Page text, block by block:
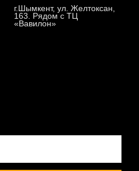
г.Шымкент, ул. Желтоксан,
163. Рядом с ТЦ
«Вавилон»